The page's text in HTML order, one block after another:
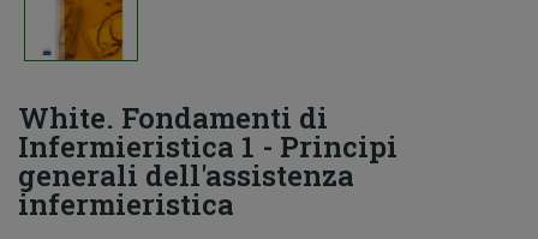
White. Fondamenti di
Infermieristica 1 - Principi
generali dell'assistenza
infermieristica